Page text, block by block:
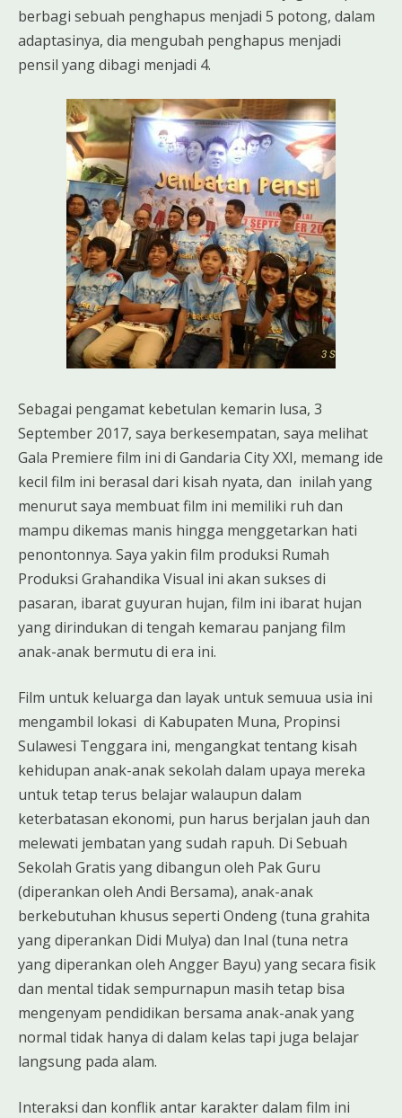
berbagi sebuah penghapus menjadi 5 potong, dalam
adaptasinya, dia mengubah penghapus menjadi
pensil yang dibagi menjadi 4.
Sebagai pengamat kebetulan kemarin lusa, 3
September 2017, saya berkesempatan, saya melihat
Gala Premiere film ini di Gandaria City XXI, memang ide
kecil film ini berasal dari kisah nyata, dan inilah yang
menurut saya membuat film ini memiliki ruh dan
mampu dikemas manis hingga menggetarkan hati
penontonnya. Saya yakin film produksi Rumah
Produksi Grahandika Visual ini akan sukses di
pasaran, ibarat guyuran hujan, film ini ibarat hujan
yang dirindukan di tengah kemarau panjang film
anak-anak bermutu di era ini.
Film untuk keluarga dan layak untuk semuua usia ini
mengambil lokasi di Kabupaten Muna, Propinsi
Sulawesi Tenggara ini, mengangkat tentang kisah
kehidupan anak-anak sekolah dalam upaya mereka
untuk tetap terus belajar walaupun dalam
keterbatasan ekonomi, pun harus berjalan jauh dan
melewati jembatan yang sudah rapuh. Di Sebuah
Sekolah Gratis yang dibangun oleh Pak Guru
(diperankan oleh Andi Bersama), anak-anak
berkebutuhan khusus seperti Ondeng (tuna grahita
yang diperankan Didi Mulya) dan Inal (tuna netra
yang diperankan oleh Angger Bayu) yang secara fisik
dan mental tidak sempurnapun masih tetap bisa
mengenyam pendidikan bersama anak-anak yang
normal tidak hanya di dalam kelas tapi juga belajar
langsung pada alam.
Interaksi dan konflik antar karakter dalam film ini